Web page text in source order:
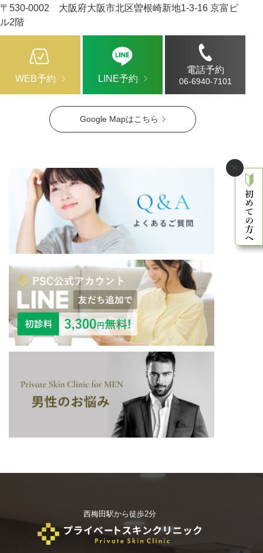
Google Mapはこちら
〒530-0002 大阪府大阪市北区曽根崎新地1-3-16 京富ビ
ル2階
WEB予約 LINE予約
電話予約
06-6940-7101
西梅田駅から徒歩2分